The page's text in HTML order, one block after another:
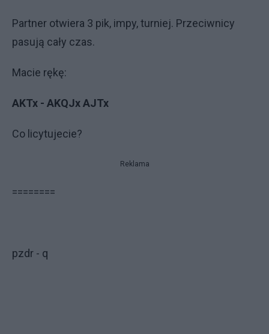
Partner otwiera 3 pik, impy, turniej. Przeciwnicy
pasują cały czas.
Macie rękę:
AKTx - AKQJx AJTx
Co licytujecie?
Reklama
========
pzdr - q